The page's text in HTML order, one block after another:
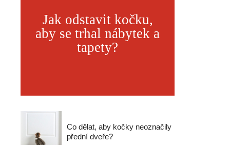
Jak odstavit kočku,
aby se trhal nábytek a
tapety?
Co dělat, aby kočky neoznačily
přední dveře?